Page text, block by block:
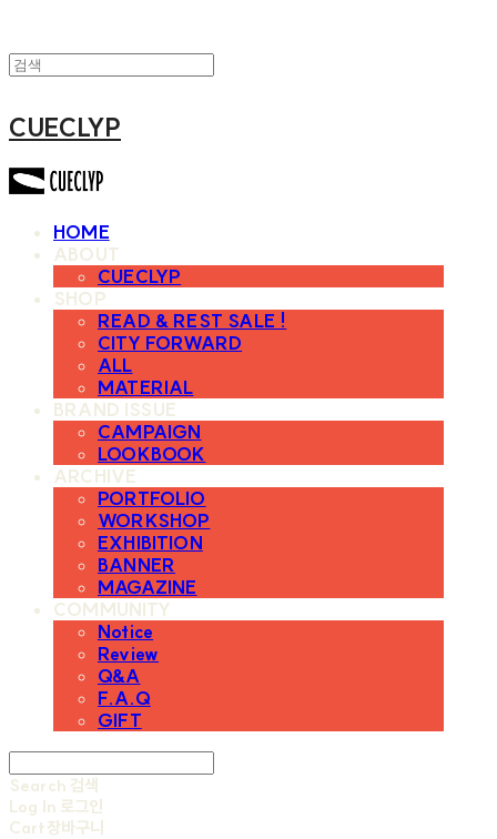
CUECLYP
HOME
ABOUT
CUECLYP
SHOP
READ & REST SALE !
CITY FORWARD
ALL
MATERIAL
BRAND ISSUE
CAMPAIGN
LOOKBOOK
ARCHIVE
PORTFOLIO
WORKSHOP
EXHIBITION
BANNER
MAGAZINE
COMMUNITY
Notice
Review
Q&A
F.A.Q
GIFT
Search 검색
Log In 로그인
Cart장바구니